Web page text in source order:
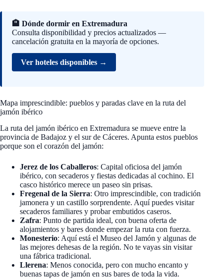
🏨 Dónde dormir en Extremadura
Consulta disponibilidad y precios actualizados —
cancelación gratuita en la mayoría de opciones.
Ver hoteles disponibles →
Mapa imprescindible: pueblos y paradas clave en la ruta del
jamón ibérico
La ruta del jamón ibérico en Extremadura se mueve entre la
provincia de Badajoz y el sur de Cáceres. Apunta estos pueblos
porque son el corazón del jamón:
Jerez de los Caballeros: Capital oficiosa del jamón
ibérico, con secaderos y fiestas dedicadas al cochino. El
casco histórico merece un paseo sin prisas.
Fregenal de la Sierra: Otro imprescindible, con tradición
jamonera y un castillo sorprendente. Aquí puedes visitar
secaderos familiares y probar embutidos caseros.
Zafra: Punto de partida ideal, con buena oferta de
alojamientos y bares donde empezar la ruta con fuerza.
Monesterio: Aquí está el Museo del Jamón y algunas de
las mejores dehesas de la región. No te vayas sin visitar
una fábrica tradicional.
Llerena: Menos conocida, pero con mucho encanto y
buenas tapas de jamón en sus bares de toda la vida.